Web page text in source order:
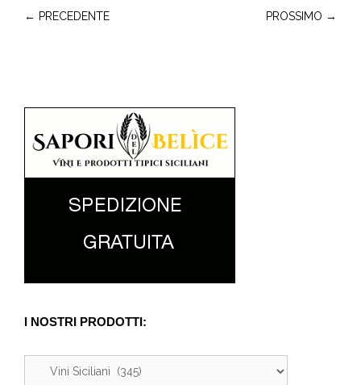
← PRECEDENTE PROSSIMO →
I NOSTRI PRODOTTI: